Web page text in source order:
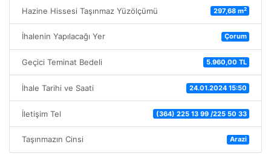
Hazine Hissesi Taşınmaz Yüzölçümü 297,68 m2
İhalenin Yapılacağı Yer Çorum
Geçici Teminat Bedeli 5.960,00 TL
İhale Tarihi ve Saati 24.01.2024 15:50
İletişim Tel (364) 225 13 99 /225 50 33
Taşınmazın Cinsi Arazi